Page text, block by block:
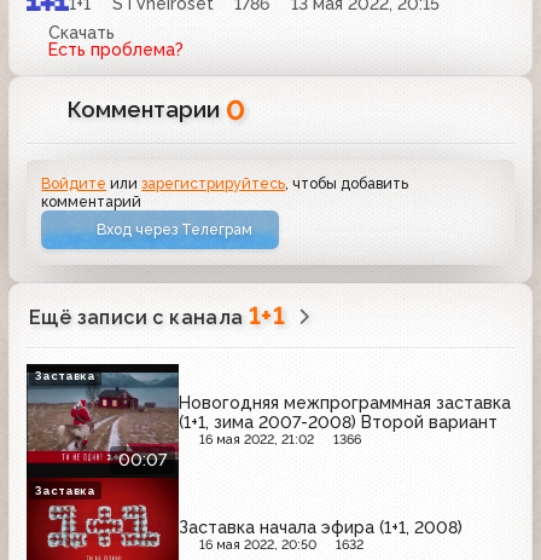
Скачать
Есть проблема?
Комментарии 0
Войдите илизарегистрируйтесь, чтобы добавить
комментарий
Вход через Телеграм
Ещё записи с канала 1+1
00:07
Новогодняя межпрограммная заставка
(1+1, зима 2007-2008) Второй вариант
16 мая 2022, 21:02 1366
Заставка
Заставка начала эфира (1+1, 2008)
16 мая 2022, 20:50 1632
Заставка